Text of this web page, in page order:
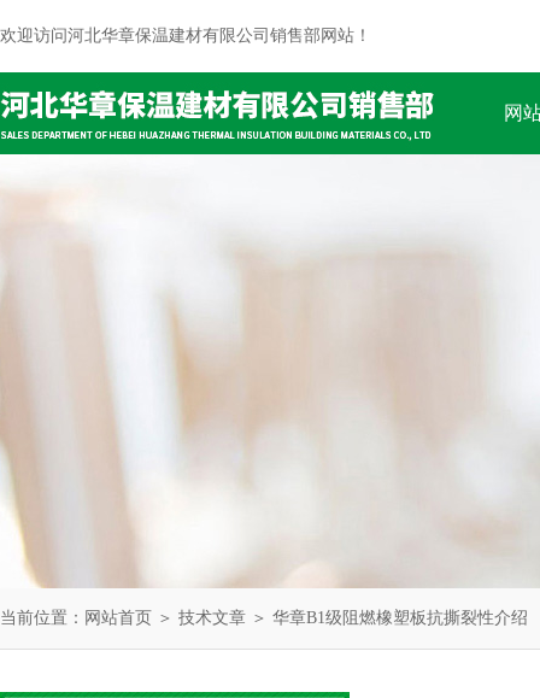
欢迎访问河北华章保温建材有限公司销售部网站！
网
当前位置： 网站首页 ＞ 技术文章 ＞ 华章B1级阻燃橡塑板抗撕裂性介绍